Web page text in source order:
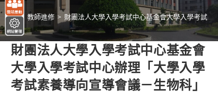
> 教師進修 > 財團法人大學入學考試中心基金會大學入學考試
財團法人大學入學考試中心基金會
大學入學考試中心辦理「大學入學
考試素養導向宣導會議－生物科」